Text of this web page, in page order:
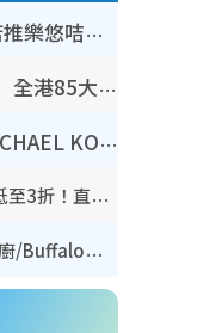
長者優惠｜OK便利店推樂悠咭優惠！買麵包/牛奶/保健品拍卡即減
【8月生日優惠2026】全港85大食買玩著數攻略 自助餐/火鍋放題同行免費＋誠品/DONKI送現金券
開倉優惠｜銅鑼灣MICHAEL KORS開倉低至17折！直擊$500起買手袋/銀包/鞋款 必買經典Jet Set系列
開倉優惠｜馬拉松開倉低至3折！直擊$99起買adidas／New Balance／Puma鞋款 STANLEY保溫杯劈價至$119起
廚具優惠｜普樂氏/意美廚/Buffalo廚具低至3折！$89起買煎鍋／炒鑊／個人鍋 同場小家電激減至$99起